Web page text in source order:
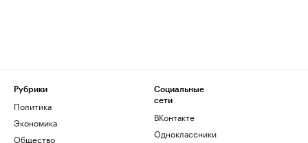
Рубрики
Политика
Экономика
Общество
Социальные
сети
ВКонтакте
Одноклассники